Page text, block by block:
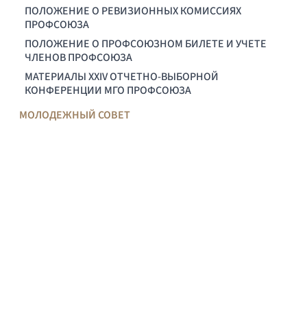
ПОЛОЖЕНИЕ О РЕВИЗИОННЫХ КОМИССИЯХ
ПРОФСОЮЗА
ПОЛОЖЕНИЕ О ПРОФСОЮЗНОМ БИЛЕТЕ И УЧЕТЕ
ЧЛЕНОВ ПРОФСОЮЗА
МАТЕРИАЛЫ XXIV ОТЧЕТНО-ВЫБОРНОЙ
КОНФЕРЕНЦИИ МГО ПРОФСОЮЗА
МОЛОДЕЖНЫЙ СОВЕТ